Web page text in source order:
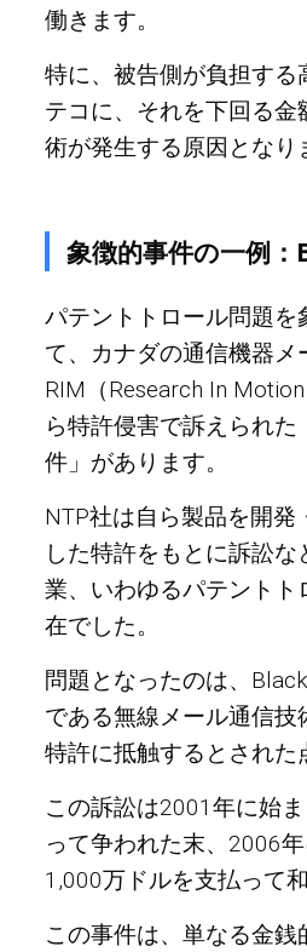
働きます。
特に、被告側が負担する
テコに、それを下回る金
術が発生する原因となり
象徴的事件の一例
パテントトロール問題を
て、カナダの通信機器メ
RIM（Research In
ら特許侵害で訴えられた
件」があります。
NTP社は自ら製品を開発
した特許をもとに訴訟
業、いわゆるパテントト
在でした。
問題となったのは、
である無線メール通信技
特許に抵触するとされた
この訴訟は2001年に始
って争われた末、2006
1,000万ドルを支払って
この事件は、単なる金銭